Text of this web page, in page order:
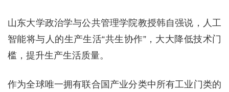
山东大学政治学与公共管理学院教授韩自强说，人工
智能将与人的生产生活“共生协作”，大大降低技术门
槛，提升生产生活质量。
作为全球唯一拥有联合国产业分类中所有工业门类的